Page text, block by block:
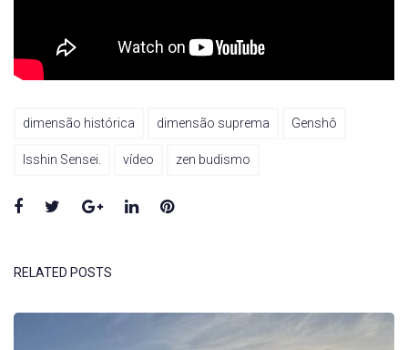
dimensão histórica dimensão suprema Genshô
Isshin Sensei. vídeo zen budismo
Facebook
TwitterGoogle+LinkedInPinterest
RELATED POSTS